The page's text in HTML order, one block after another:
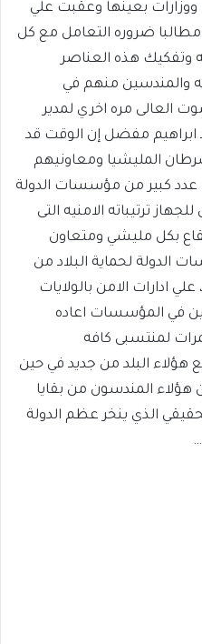
بعينها وعقبت علي
ضروره التعامل مع كل
وتفكيك هذه العناصر
والمندسين منهم في
العالى مره اخري لمدير
ابراهيم مفضل إن الوقت قد
المليشيا ومعاونيهم
كبير من مؤسسات الدولة
ترتيباته الامنيه التى
بكل مليشي ومتعاون
لحماية البلاد من
علي ادارات الامن بالولايات
في المؤسسات اعاده
لمنتسبى كافه
البلد من جديد في حين
هؤلاء المندسون من بقايا
الذي ينخر عظم الدولة